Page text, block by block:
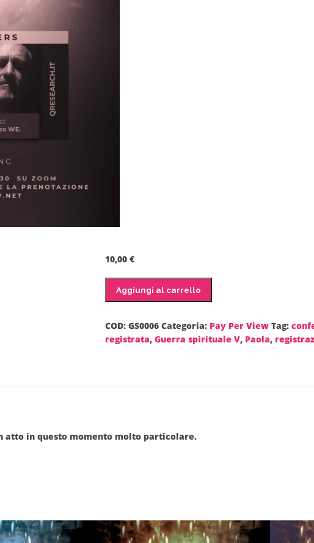
10,00€
Guerra
Spirituale
"registrazione"
quantità
Aggiungi al carrello
COD:GS0006 Categoria: Pay Per View Tag:
registrata,Guerra spirituale V, Paola,
atto in questo momento molto particolare.